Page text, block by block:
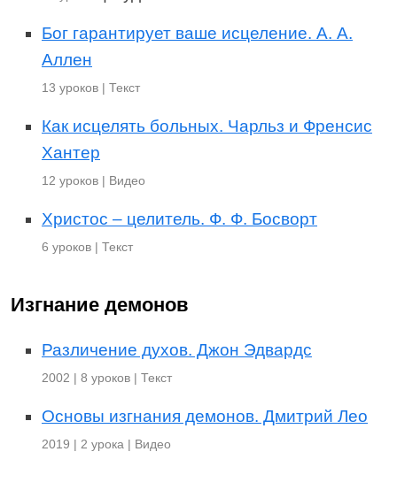
Бог гарантирует ваше исцеление. А. А.
Аллен
13 уроков | Текст
Как исцелять больных. Чарльз и Френсис
Хантер
12 уроков | Видео
Христос – целитель. Ф. Ф. Босворт
6 уроков | Текст
Изгнание демонов
Различение духов. Джон Эдвардс
2002 | 8 уроков | Текст
Основы изгнания демонов. Дмитрий Лео
2019 | 2 урока | Видео